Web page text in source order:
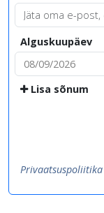
Alguskuupäev
Lisa sõnum
Privaatsuspoliitika